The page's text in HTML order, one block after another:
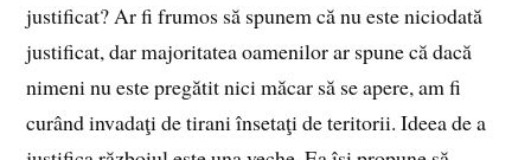
justificat? Ar fi frumos să spunem că nu este niciodată
justificat, dar majoritatea oamenilor ar spune că dacă
nimeni nu este pregătit nici măcar să se apere, am fi
curând invadaţi de tirani însetaţi de teritorii. Ideea de a